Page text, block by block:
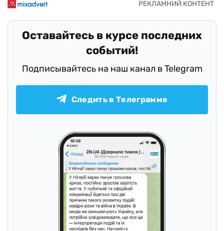
Оставайтесь в курсе последних
событий!
Подписывайтесь на наш канал в Telegram
Следить в Телеграмме